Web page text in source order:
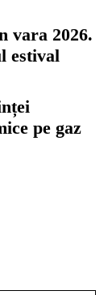
vara 2026.
estival
pe gaz